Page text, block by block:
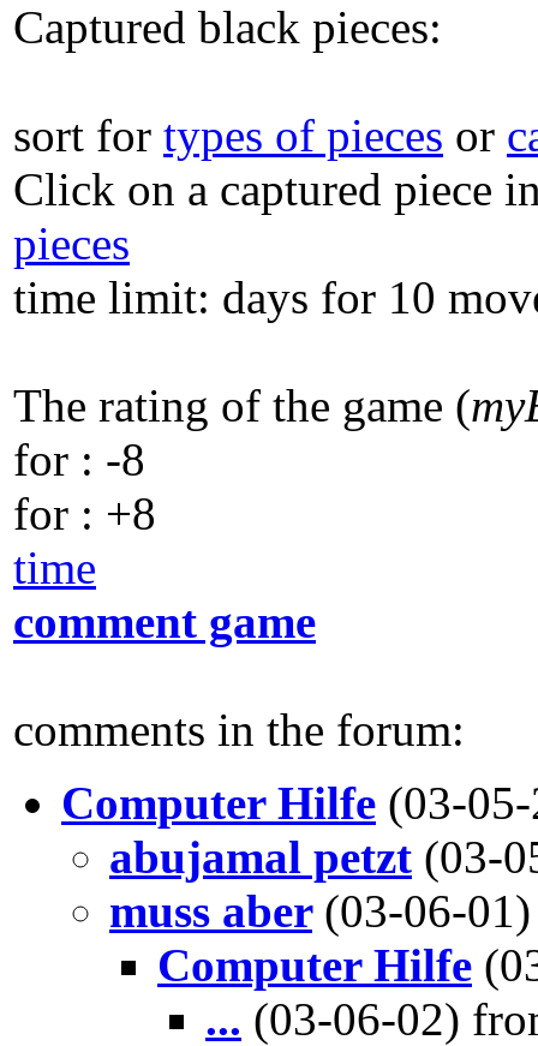
Captured black pieces:
sort for types of pieces or
Click on a captured piece
pieces
time limit: days for 10
The rating of the game (
for : -8
for : +8
time
comment game
comments in the forum:
Computer Hilfe (03-
abujamal petzt (03-
muss aber (03-06-
Computer Hilfe
... (03-06-02)